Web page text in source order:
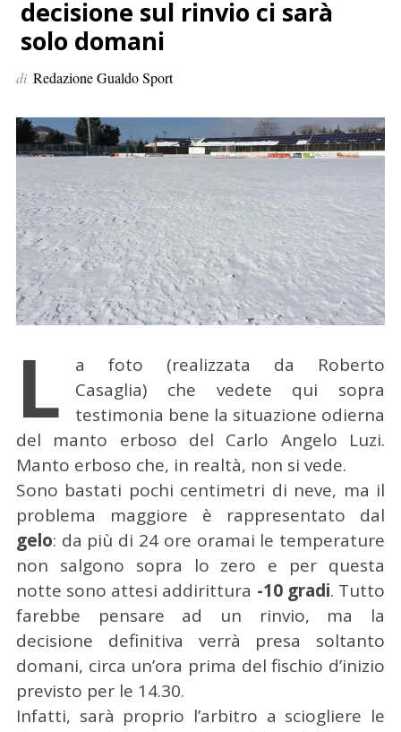
e
r
:
decisione sul rinvio ci sarà
solo domani
di Redazione Gualdo Sport
L
a foto (realizzata da Roberto
Casaglia) che vedete qui sopra
testimonia bene la situazione odierna
del manto erboso del Carlo Angelo Luzi.
Manto erboso che, in realtà, non si vede.
Sono bastati pochi centimetri di neve, ma il
problema maggiore è rappresentato dal
gelo: da più di 24 ore oramai le temperature
non salgono sopra lo zero e per questa
notte sono attesi addirittura -10 gradi. Tutto
farebbe pensare ad un rinvio, ma la
decisione definitiva verrà presa soltanto
domani, circa un’ora prima del fischio d’inizio
previsto per le 14.30.
Infatti, sarà proprio l’arbitro a sciogliere le